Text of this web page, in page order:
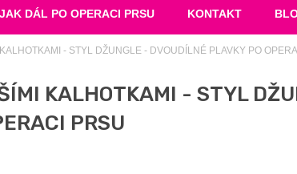
JAK DÁL PO OPERACI PRSU KONTAKT
- STYL DŽUNGLE - DVOUDÍLNÉ PLAVKY PO
KALHOTKAMI - STYL
PRSU